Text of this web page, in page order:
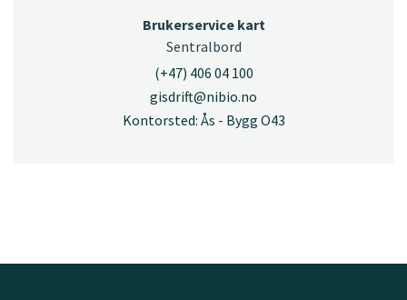
Brukerservice kart
Sentralbord
(+47) 406 04 100
gisdrift@nibio.no
Kontorsted: Ås - Bygg O43